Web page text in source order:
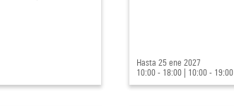
Hasta 25 ene 2027
10:00 - 18:00 | 10:00 - 19:00